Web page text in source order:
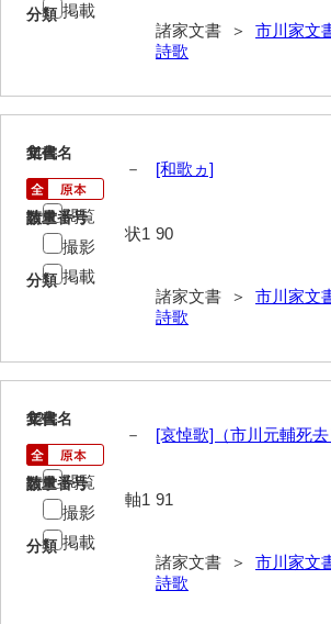
小川家文書
小川五郎収集史料
尾崎家文書
小沢太郎文書
小田家文書（柳井市金屋）
小野家文書
梶山家文書
分類
諸家文書 ＞ 市川家文
詩歌
掲載
11
文書名
[和歌ヵ]
請求番号
90
分類
諸家文書 ＞ 市川家文
詩歌
年代
－
数量
状1
閲覧
撮影
掲載
12
文書名
[哀悼歌]（市川元輔死去
請求番号
91
分類
諸家文書 ＞ 市川家文
詩歌
年代
－
数量
軸1
閲覧
撮影
掲載